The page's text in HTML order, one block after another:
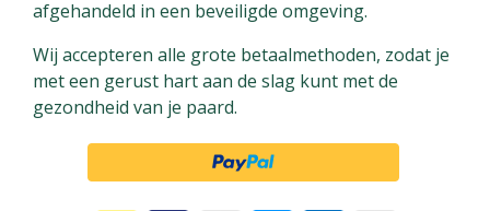
b
o
k
e
e
s
t
e
I
n
afgehandeld in een beveiligde omgeving.
Wij accepteren alle grote betaalmethoden, zodat je
met een gerust hart aan de slag kunt met de
gezondheid van je paard.